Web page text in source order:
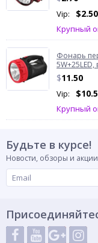
Vip: $2.50
Крупный
Фонарь
5W+25LED,
$11.50
Vip: $
Крупный
Будьте в курсе!
Новости, обзоры и акции